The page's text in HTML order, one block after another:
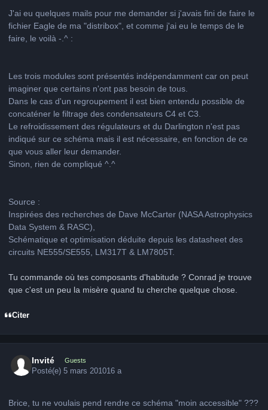
J'ai eu quelques mails pour me demander si j'avais fini de faire le
fichier Eagle de ma "distribox", et comme j'ai eu le temps de le
faire, le voilà -.^ :
Les trois modules sont présentés indépendamment car on peut
imaginer que certains n'ont pas besoin de tous.
Dans le cas d'un regroupement il est bien entendu possible de
concaténer le filtrage des condensateurs C4 et C3.
Le refroidissement des régulateurs et du Darlington n'est pas
indiqué sur ce schéma mais il est nécessaire, en fonction de ce
que vous aller leur demander.
Sinon, rien de compliqué ^.^
Source :
Inspirées des recherches de Dave McCarter (NASA Astrophysics
Data System & RASC),
Schématique et optimisation déduite depuis les datasheet des
circuits NE555/SE555, LM317T & LM7805T.
Tu commande où tes composants d'habitude ? Conrad je trouve
que c'est un peu la misère quand tu cherche quelque chose.
Citer
Invité Guests
Posté(e)5 mars 201016 a
Brice, tu ne voulais pend rendre ce schéma "moin accessible" ???